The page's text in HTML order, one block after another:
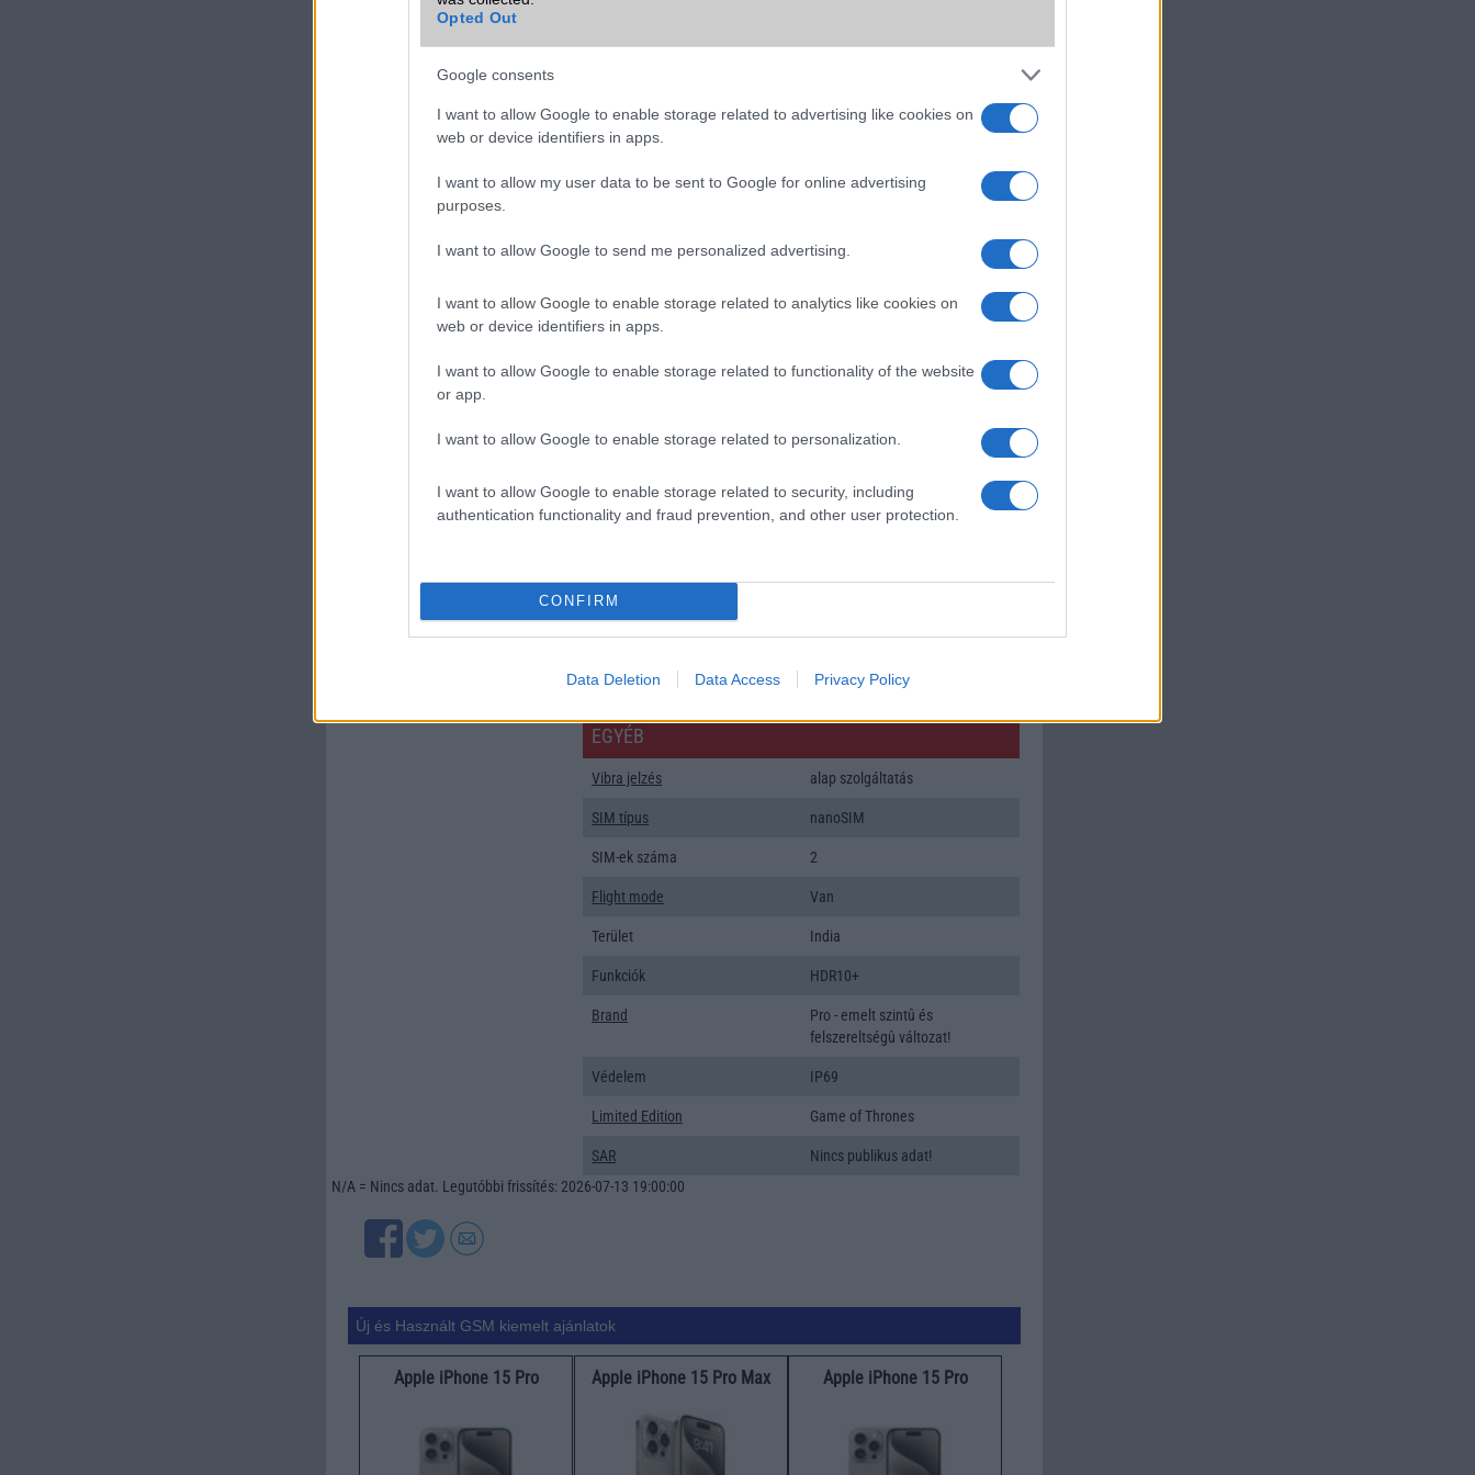
Opted Out
Google consents
I want to allow Google to enable storage related to advertising like cookies on
web or device identifiers in apps.
I want to allow my user data to be sent to Google for online advertising
purposes.
I want to allow Google to send me personalized advertising.
I want to allow Google to enable storage related to analytics like cookies on
web or device identifiers in apps.
I want to allow Google to enable storage related to functionality of the website
or app.
I want to allow Google to enable storage related to personalization.
I want to allow Google to enable storage related to security, including
authentication functionality and fraud prevention, and other user protection.
CONFIRM
Data Deletion Data Access Privacy Policy
Push to Talk Nincs
Készenléti idő h /
Az akkumulátor nem vehetõ ki!
Beszélgetési idő h /
Gyorstöltés
80W-os gyorstöltés
ALKALMAZÁSOK ÉS ÉRZÉKELŐK
SNS integráció alap szolgáltatás
EGYÉB
Vibra jelzés alap szolgáltatás
SIM típus nanoSIM
SIM-ek száma 2
Flight mode Van
Terület India
Funkciók HDR10+
Brand
Pro - emelt szintû és
felszereltségû változat!
Védelem IP69
Limited Edition Game of Thrones
SAR
Nincs publikus adat!
N/A = Nincs adat. Legutóbbi frissítés: 2026-07-13 19:00:00
Új és Használt GSM kiemelt ajánlatok
Apple iPhone 15 Pro Apple iPhone 15 Pro Max Apple iPhone 15 Pro